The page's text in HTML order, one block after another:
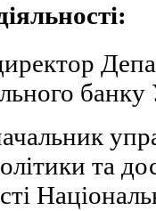
банку
та